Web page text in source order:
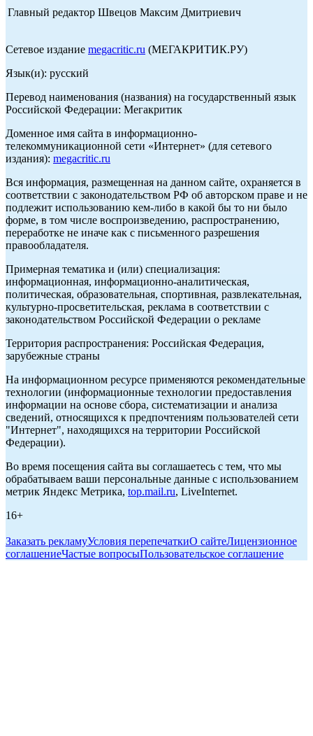
Главный редактор Швецов Максим Дмитриевич
Сетевое издание megacritic.ru (МЕГАКРИТИК.РУ)
Язык(и): русский
Перевод наименования (названия) на государственный язык
Российской Федерации: Мегакритик
Доменное имя сайта в информационно-
телекоммуникационной сети «Интернет» (для сетевого
издания): megacritic.ru
Вся информация, размещенная на данном сайте, охраняется в
соответствии с законодательством РФ об авторском праве и не
подлежит использованию кем-либо в какой бы то ни было
форме, в том числе воспроизведению, распространению,
переработке не иначе как с письменного разрешения
правообладателя.
Примерная тематика и (или) специализация:
информационная, информационно-аналитическая,
политическая, образовательная, спортивная, развлекательная,
культурно-просветительская, реклама в соответствии с
законодательством Российской Федерации о рекламе
Территория распространения: Российская Федерация,
зарубежные страны
На информационном ресурсе применяются рекомендательные
технологии (информационные технологии предоставления
информации на основе сбора, систематизации и анализа
сведений, относящихся к предпочтениям пользователей сети
"Интернет", находящихся на территории Российской
Федерации).
Во время посещения сайта вы соглашаетесь с тем, что мы
обрабатываем ваши персональные данные с использованием
метрик Яндекс Метрика, top.mail.ru, LiveInternet.
16+
Заказать рекламуУсловия перепечаткиО сайтеЛицензионное
соглашениеЧастые вопросыПользовательское соглашение